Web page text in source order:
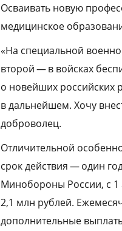
Осваивать новую
медицинское
«На специальной
второй — в войсках
о новейших российских
в дальнейшем. Хочу
доброволец.
Отличительной
срок действия — один
Минобороны России, с 1
2,1 млн рублей.
дополнительные